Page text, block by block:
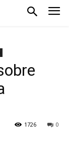
0
1726